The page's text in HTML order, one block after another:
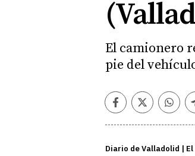
El camionero
pie del
Facebook
Twitter
Diario de Valladolid | El